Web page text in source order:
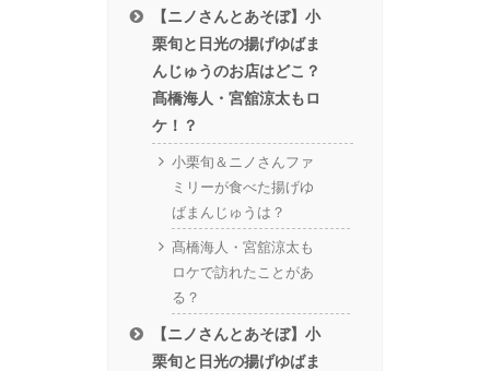
【ニノさんとあそぼ】小
栗旬と日光の揚げゆばま
んじゅうのお店はどこ？
髙橋海人・宮舘涼太もロ
ケ！？
小栗旬＆ニノさんファ
ミリーが食べた揚げゆ
ばまんじゅうは？
髙橋海人・宮舘涼太も
ロケで訪れたことがあ
る？
【ニノさんとあそぼ】小
栗旬と日光の揚げゆばま